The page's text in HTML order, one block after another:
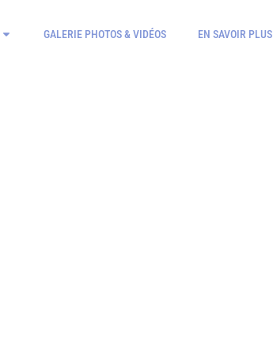
GALERIE PHOTOS & VIDÉOS EN SAVOIR PLUS